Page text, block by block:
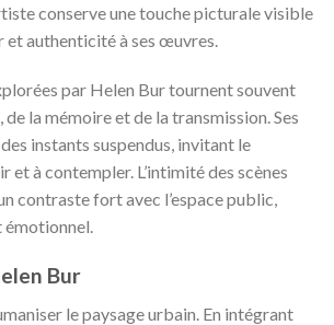
conserve une touche picturale visible
authenticité à ses œuvres.
par Helen Bur tournent souvent
de la mémoire et de la transmission. Ses
instants suspendus, invitant le
et à contempler. L’intimité des scènes
contraste fort avec l’espace public,
émotionnel.
Bur
le paysage urbain. En intégrant